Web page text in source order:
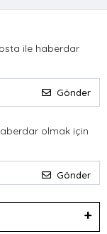
ile haberdar
Gönder
olmak için
Gönder